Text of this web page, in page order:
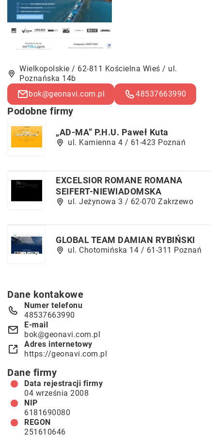
Wielkopolskie / 62-811 Kościelna Wieś / ul.
Poznańska 14b
bok@geonavi.com.pl
48537663990
Podobne firmy
„AD-MA” P.H.U. Paweł Kuta
ul. Kamienna 4 / 61-423 Poznań
EXCELSIOR ROMANE ROMANA
SEIFERT-NIEWIADOMSKA
ul. Jeżynowa 3 / 62-070 Zakrzewo
GLOBAL TEAM DAMIAN RYBIŃSKI
ul. Chotomińska 14 / 61-311 Poznań
Dane kontakowe
Numer telefonu
48537663990
E-mail
bok@geonavi.com.pl
Adres internetowy
https://geonavi.com.pl
Dane firmy
Data rejestracji firmy
04 września 2008
NIP
6181690080
REGON
251610646